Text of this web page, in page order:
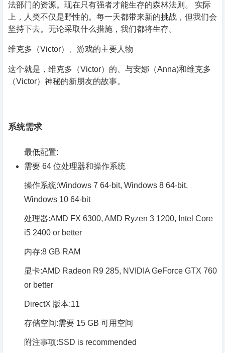
法部门的资源。现在只有强者才能生存的森林法则。 实际
上，人类不仅是野性的。每一天都带来新的挑战，但我们会
坚持下去。无论采取什么措施，我们都将生存。
维克多（Victor）、游戏的主要人物
这个就是，维克多（Victor）的、与安娜（Anna)和维克多
（Victor）神秘的新朋友的故事。
系统需求
最低配置:
需要 64 位处理器和操作系统
操作系统:Windows 7 64-bit, Windows 8 64-bit,
Windows 10 64-bit
处理器:AMD FX 6300, AMD Ryzen 3 1200, Intel Core
i5 2400 or better
内存:8 GB RAM
显卡:AMD Radeon R9 285, NVIDIA GeForce GTX 760
or better
DirectX 版本:11
存储空间:需要 15 GB 可用空间
附注事项:SSD is recommended